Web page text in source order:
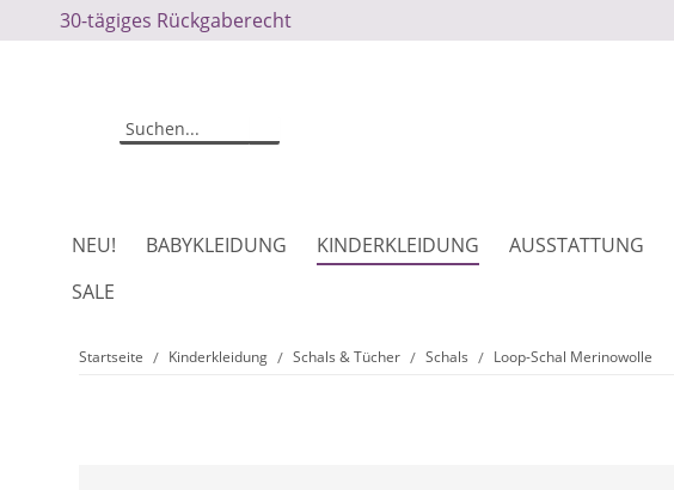
30-tägiges Rückgaberecht
NEU! BABYKLEIDUNG KINDERKLEIDUNG AUSSTATTUNG
SALE
Startseite Kinderkleidung Schals & Tücher Schals Loop-Schal Merinowolle